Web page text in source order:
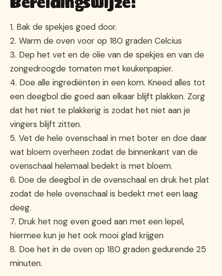
1. Bak de spekjes goed door.
2. Warm de oven voor op 180 graden Celcius
3. Dep het vet en de olie van de spekjes en van de
zongedroogde tomaten met keukenpapier.
4. Doe alle ingrediënten in een kom. Kneed alles tot
een deegbol die goed aan elkaar blijft plakken. Zorg
dat het niet te plakkerig is zodat het niet aan je
vingers blijft zitten.
5. Vet de hele ovenschaal in met boter en doe daar
wat bloem overheen zodat de binnenkant van de
ovenschaal helemaal bedekt is met bloem.
6. Doe de deegbol in de ovenschaal en druk het plat
zodat de hele ovenschaal is bedekt met een laag
deeg.
7. Druk het nog even goed aan met een lepel,
hiermee kun je het ook mooi glad krijgen
8. Doe het in de oven op 180 graden gedurende 25
minuten.